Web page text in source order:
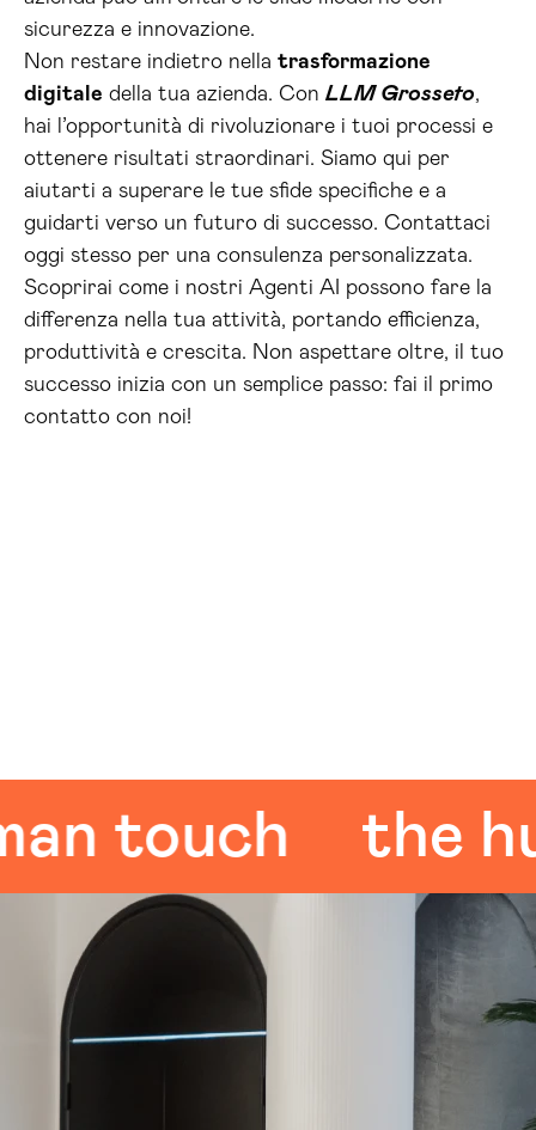
sicurezza e innovazione.
Non restare indietro nella trasformazione
digitale della tua azienda. Con LLM Grosseto,
hai l’opportunità di rivoluzionare i tuoi processi e
ottenere risultati straordinari. Siamo qui per
aiutarti a superare le tue sfide specifiche e a
guidarti verso un futuro di successo. Contattaci
oggi stesso per una consulenza personalizzata.
Scoprirai come i nostri Agenti AI possono fare la
differenza nella tua attività, portando efficienza,
produttività e crescita. Non aspettare oltre, il tuo
successo inizia con un semplice passo: fai il primo
contatto con noi!
the